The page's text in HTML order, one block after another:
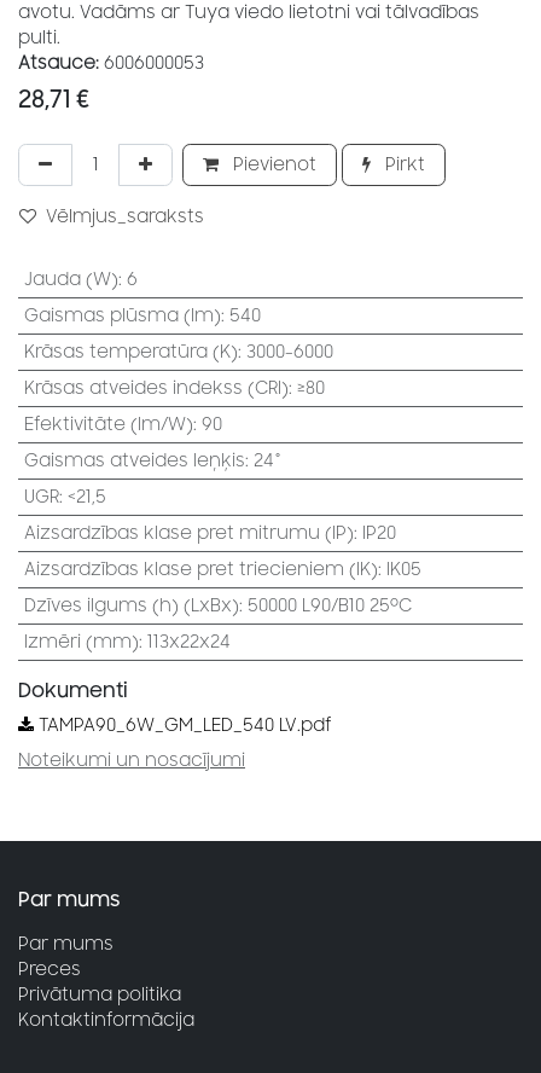
avotu. Vadāms ar Tuya viedo lietotni vai tālvadības
pulti.
Atsauce: 6006000053
28,71 €
Pievienot Pirkt
Vēlmjus_saraksts
Jauda (W): 6
Gaismas plūsma (lm): 540
Krāsas temperatūra (K): 3000-6000
Krāsas atveides indekss (CRI): ≥80
Efektivitāte (lm/W): 90
Gaismas atveides leņķis: 24°
UGR: <21,5
Aizsardzības klase pret mitrumu (IP): IP20
Aizsardzības klase pret triecieniem (IK): IK05
Dzīves ilgums (h) (LxBx): 50000 L90/B10 25⁰C
Izmēri (mm): 113x22x24
Dokumenti
TAMPA90_6W_GM_LED_540 LV.pdf
Noteikumi un nosacījumi
Par mums
Par mums
Preces
Privātuma politika
Kontaktinformācija